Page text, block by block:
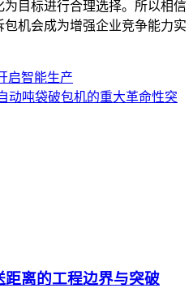
目标进行合理选择。所以相信
机会成为增强企业竞争能力实
启智能生产
动吨袋破包机的重大革命性突
离的工程边界与突破